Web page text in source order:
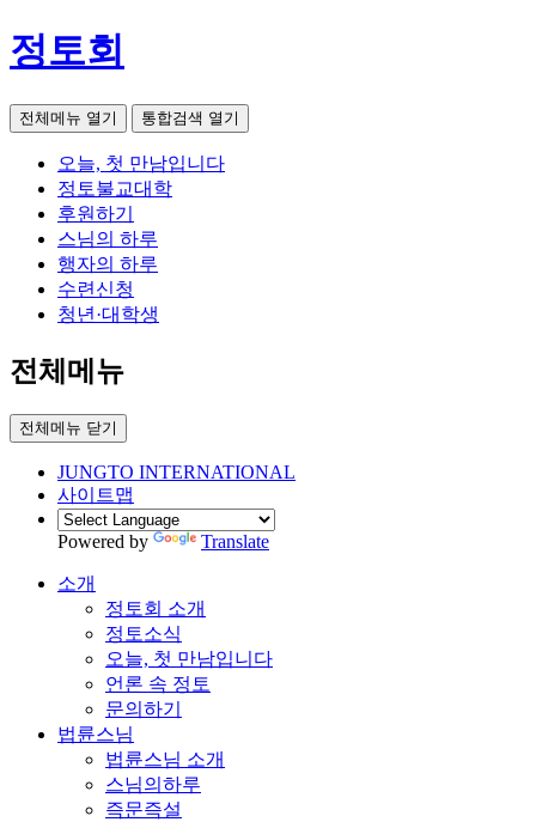
정토회
전체메뉴 열기 통합검색 열기
오늘, 첫 만남입니다
정토불교대학
후원하기
스님의 하루
행자의 하루
수련신청
청년·대학생
전체메뉴
전체메뉴 닫기
JUNGTO INTERNATIONAL
사이트맵
Powered by Translate
소개
정토회 소개
정토소식
오늘, 첫 만남입니다
언론 속 정토
문의하기
법륜스님
법륜스님 소개
스님의하루
즉문즉설